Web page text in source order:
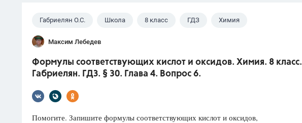
Популярные темы
ГДЗ
ОГЭ
Домашнее задание
Габриелян О.С. Школа 8 класс ГДЗ Химия
Максим Лебедев
Формулы соответствующих кислот и оксидов. Химия. 8 класс.
Габриелян. ГДЗ. § 30. Глава 4. Вопрос 6.
Помогите. Запишите формулы соответствующих кислот и оксидов,